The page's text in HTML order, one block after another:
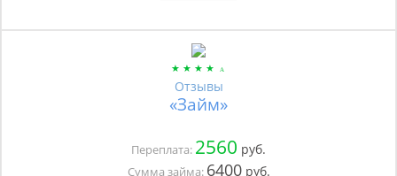
Отзывы
«Займ»
Переплата: 2560 руб.
Сумма займа: 6400руб.